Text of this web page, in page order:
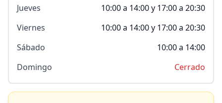
Jueves
10:00 a 14:00 y 17:00 a 20:30
Viernes
10:00 a 14:00 y 17:00 a 20:30
Sábado
10:00 a 14:00
Domingo
Cerrado